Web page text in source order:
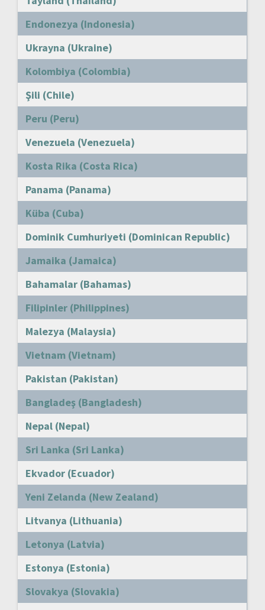
Endonezya (Indonesia)
Ukrayna (Ukraine)
Kolombiya (Colombia)
Şili (Chile)
Peru (Peru)
Venezuela (Venezuela)
Kosta Rika (Costa Rica)
Panama (Panama)
Küba (Cuba)
Dominik Cumhuriyeti (Dominican Republic)
Jamaika (Jamaica)
Bahamalar (Bahamas)
Filipinler (Philippines)
Malezya (Malaysia)
Vietnam (Vietnam)
Pakistan (Pakistan)
Bangladeş (Bangladesh)
Nepal (Nepal)
Sri Lanka (Sri Lanka)
Ekvador (Ecuador)
Yeni Zelanda (New Zealand)
Litvanya (Lithuania)
Letonya (Latvia)
Estonya (Estonia)
Slovakya (Slovakia)